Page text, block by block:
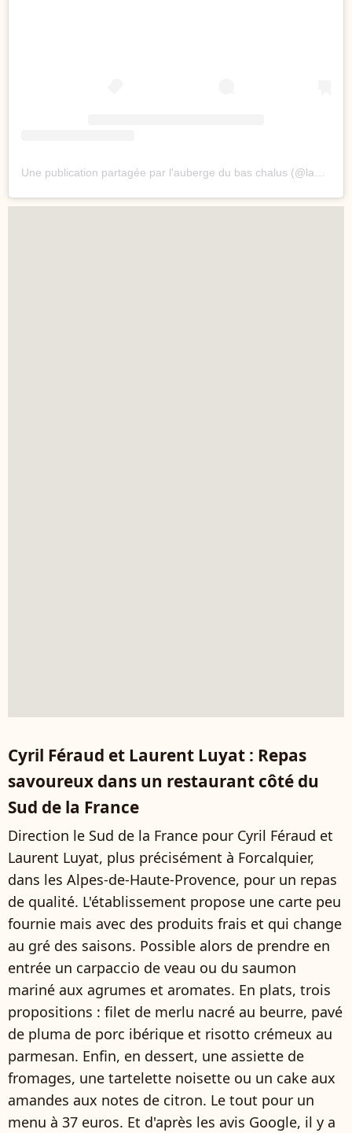
Cyril Féraud et Laurent Luyat : Repas
savoureux dans un restaurant côté du
Sud de la France
Direction le Sud de la France pour Cyril Féraud et
Laurent Luyat, plus précisément à Forcalquier,
dans les Alpes-de-Haute-Provence, pour un repas
de qualité. L'établissement propose une carte peu
fournie mais avec des produits frais et qui change
au gré des saisons. Possible alors de prendre en
entrée un carpaccio de veau ou du saumon
mariné aux agrumes et aromates. En plats, trois
propositions : filet de merlu nacré au beurre, pavé
de pluma de porc ibérique et risotto crémeux au
parmesan. Enfin, en dessert, une assiette de
fromages, une tartelette noisette ou un cake aux
amandes aux notes de citron. Le tout pour un
menu à 37 euros. Et d'après les avis Google, il y a